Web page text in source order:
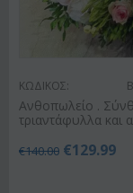
ΚΩΔΙΚΟΣ:
Ανθοπωλείο .
τριαντάφυλλα και
€140.00 €129.99